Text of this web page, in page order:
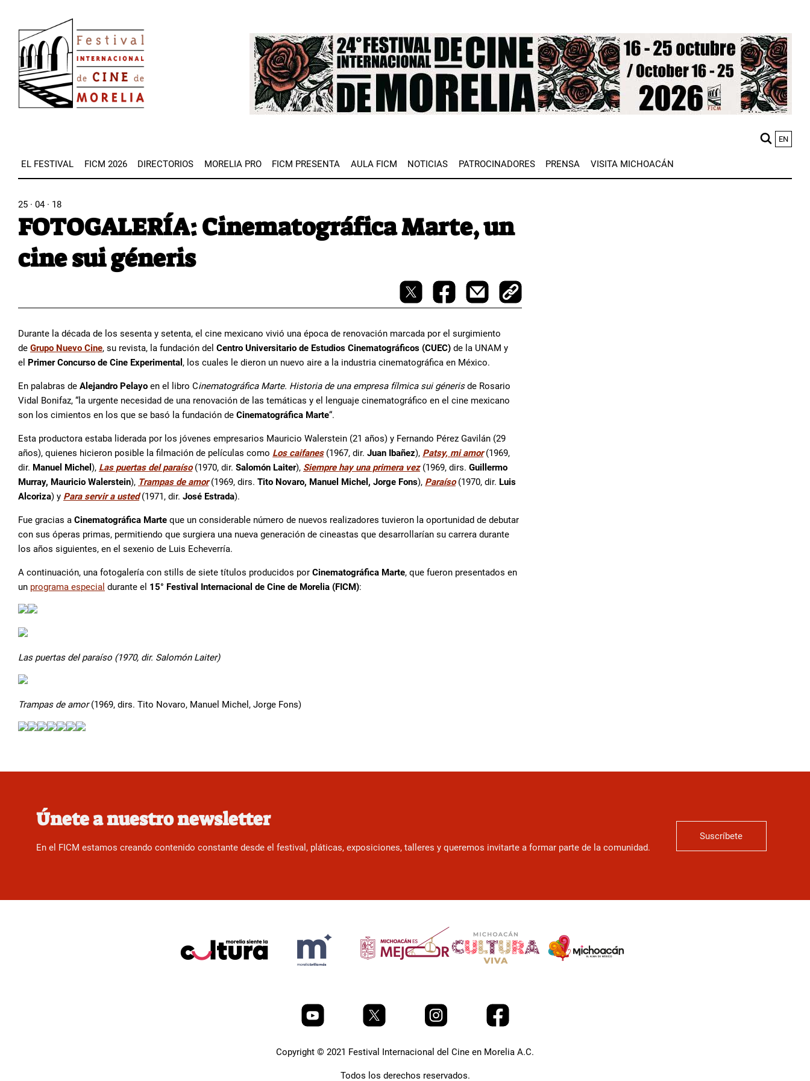
contenido
principal
Image
EN
EL FESTIVAL FICM 2026 DIRECTORIOS MORELIA PRO FICM PRESENTA AULA FICM NOTICIAS PATROCINADORES PRENSA VISITA MICHOACÁN
25 · 04 · 18
FOTOGALERÍA: Cinematográfica Marte, un
cine sui géneris
Durante la década de los sesenta y setenta, el cine mexicano vivió una época de renovación marcada por el surgimiento
de Grupo Nuevo Cine, su revista, la fundación del Centro Universitario de Estudios Cinematográficos (CUEC) de la UNAM y
el Primer Concurso de Cine Experimental , los cuales le dieron un nuevo aire a la industria cinematográfica en México.
En palabras de Alejandro Pelayo en el libro Cinematográfica Marte. Historia de una empresa fílmica sui génerisde Rosario
Vidal Bonifaz, “la urgente necesidad de una renovación de las temáticas y el lenguaje cinematográfico en el cine mexicano
son los cimientos en los que se basó la fundación de Cinematográfica Marte“.
Esta productora estaba liderada por los jóvenes empresarios Mauricio Walerstein (21 años) y Fernando Pérez Gavilán (29
años), quienes hicieron posible la filmación de películas como Los caifanes(1967, dir. Juan Ibañez), Patsy, mi amor(1969,
dir. Manuel Michel ), Las puertas del paraíso(1970, dir. Salomón Laiter), Siempre hay una primera vez(1969, dirs. Guillermo
Murray, Mauricio Walerstein), Trampas de amor(1969, dirs. Tito Novaro, Manuel Michel, Jorge Fons), Paraíso(1970, dir. Luis
Alcoriza) y Para servir a usted (1971, dir. José Estrada).
Fue gracias a Cinematográfica Marte que un considerable número de nuevos realizadores tuvieron la oportunidad de debutar
con sus óperas primas, permitiendo que surgiera una nueva generación de cineastas que desarrollarían su carrera durante
los años siguientes, en el sexenio de Luis Echeverría.
A continuación, una fotogalería con stills de siete títulos producidos por Cinematográfica Marte, que fueron presentados en
un programa especial durante el 15° Festival Internacional de Cine de Morelia (FICM):
Las puertas del paraíso (1970, dir. Salomón Laiter)
Trampas de amor(1969, dirs. Tito Novaro, Manuel Michel, Jorge Fons)
Únete a nuestro newsletter
En el FICM estamos creando contenido constante desde el festival, pláticas, exposiciones, talleres y queremos invitarte a formar parte de la comunidad.
Suscríbete
Copyright © 2021 Festival Internacional del Cine en Morelia A.C.
Todos los derechos reservados.